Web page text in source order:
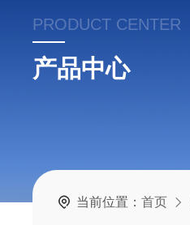
PRODUCT CENTER
产品中心
当前位置：首页